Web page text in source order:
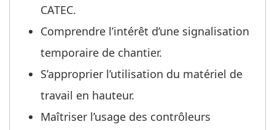
CATEC.
Comprendre l’intérêt d’une signalisation
temporaire de chantier.
S’approprier l’utilisation du matériel de
travail en hauteur.
Maîtriser l’usage des contrôleurs